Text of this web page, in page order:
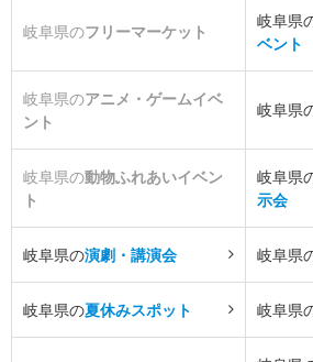
岐阜県のフリーマーケット
岐阜県
ベント
岐阜県のアニメ・ゲームイベ
ント
岐阜県
岐阜県の動物ふれあいイベン
ト
岐阜県
示会
岐阜県の演劇・講演会 岐阜県
岐阜県の夏休みスポット 岐阜県